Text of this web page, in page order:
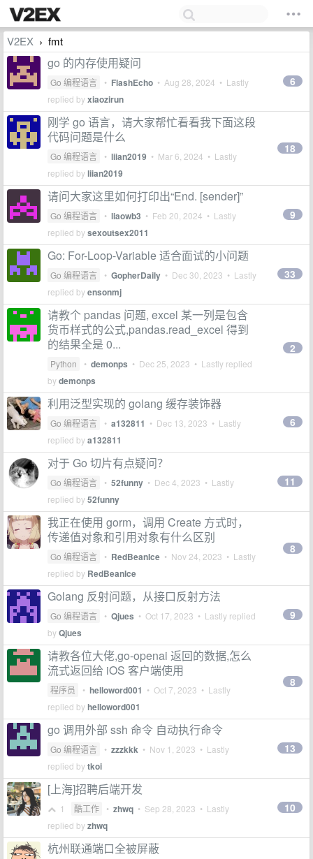
V2EX › fmt
go 的内存使用疑问
Go 编程语言 • FlashEcho • Aug 28, 2024 • Lastly
replied byxiaozirun
6
刚学 go 语言，请大家帮忙看看我下面这段
代码问题是什么
Go 编程语言 • liian2019 • Mar 6, 2024 • Lastly
replied byliian2019
18
请问大家这里如何打印出“End. [sender]”
Go 编程语言 • liaowb3 • Feb 20, 2024 • Lastly
replied bysexoutsex2011
9
Go: For-Loop-Variable 适合面试的小问题
Go 编程语言 • GopherDaily • Dec 30, 2023 • Lastly
replied byensonmj
33
请教个 pandas 问题, excel 某一列是包含
货币样式的公式,pandas.read_excel 得到
的结果全是 0...
Python • demonps • Dec 25, 2023 • Lastly replied
bydemonps
2
利用泛型实现的 golang 缓存装饰器
Go 编程语言 • a132811 • Dec 13, 2023 • Lastly
replied bya132811
6
对于 Go 切片有点疑问？
Go 编程语言 • 52funny • Dec 4, 2023 • Lastly
replied by52funny
11
我正在使用 gorm，调用 Create 方式时，
传递值对象和引用对象有什么区别
Go 编程语言 • RedBeanIce • Nov 24, 2023 • Lastly
replied by RedBeanIce
8
Golang 反射问题，从接口反射方法
Go 编程语言 • Qjues • Oct 17, 2023 • Lastly replied
byQjues
9
请教各位大佬,go-openai 返回的数据,怎么
流式返回给 iOS 客户端使用
程序员 • helloword001 • Oct 7, 2023 • Lastly
replied byhelloword001
8
go 调用外部 ssh 命令 自动执行命令
Go 编程语言 • zzzkkk • Nov 1, 2023 • Lastly
replied bytkoi
13
[上海]招聘后端开发
1 酷工作 • zhwq • Sep 28, 2023 • Lastly
replied byzhwq
10
杭州联通端口全被屏蔽